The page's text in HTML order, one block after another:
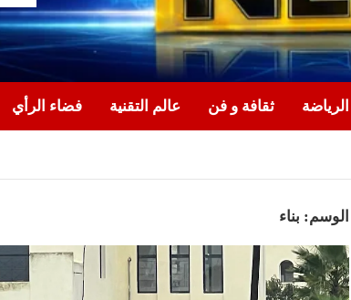
الرياضة ثقافة و فن عالم التقنية فضاء الرأي
الوسم: بناء